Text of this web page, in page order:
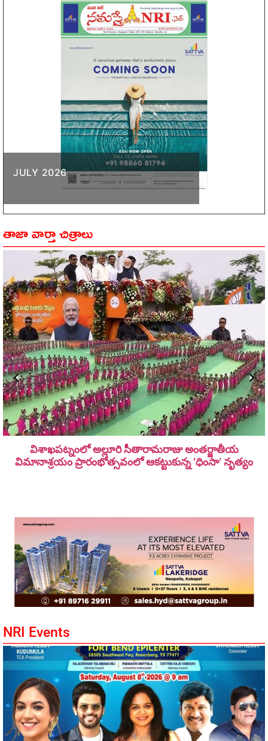
JULY 2026
తాజా వార్తా చిత్రాలు
విశాఖపట్నంలో అల్లూరి సీతారామ‌రాజు అంత‌ర్జాతీయ
విమానాశ్ర‌యం ప్రారంభోత్సవంలో ఆకట్టుకున్న ‘ధింసా’ నృత్యం
NRI Events